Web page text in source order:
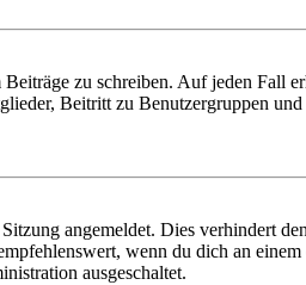
zu schreiben. Auf jeden Fall
Beitritt zu Benutzergruppen
angemeldet. Dies verhindert
wenn du dich an
ausgeschaltet.